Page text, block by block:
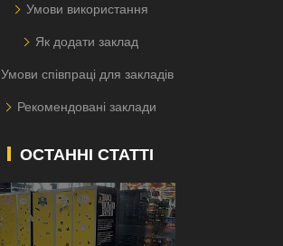
Умови використання
Як додати заклад
Умови співпраці для закладів
Рекомендовані заклади
ОСТАННІ СТАТТІ